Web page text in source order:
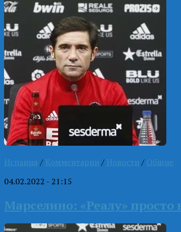
Испания / Комментарии / Новости / Общие
04.02.2022 - 21:15
Марселино: «Реалу» просто